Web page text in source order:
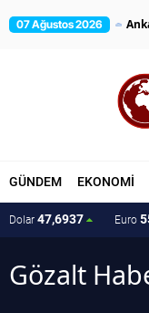
07 Ağustos 2026
GÜNDEM EKONOMİ
Dolar 47,6937 Euro
Gözalt